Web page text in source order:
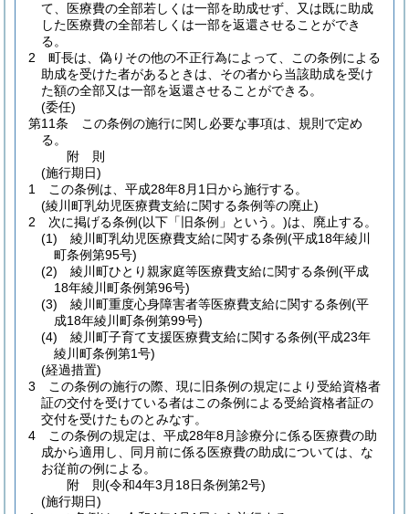
て、医療費の全部若しくは一部を助成せず、又は既に助成
した医療費の全部若しくは一部を返還させることができ
る。
2
町長は、偽りその他の不正行為によって、この条例による
助成を受けた者があるときは、その者から当該助成を受け
た額の全部又は一部を返還させることができる。
(委任)
第11条
この条例の施行に関し必要な事項は、規則で定め
る。
附 則
(施行期日)
1
この条例は、平成28年8月1日から施行する。
(綾川町乳幼児医療費支給に関する条例等の廃止)
2
次に掲げる条例(以下「旧条例」という。)は、廃止する。
(1)
綾川町乳幼児医療費支給に関する条例(平成18年綾川
町条例第95号)
(2)
綾川町ひとり親家庭等医療費支給に関する条例(平成
18年綾川町条例第96号)
(3)
綾川町重度心身障害者等医療費支給に関する条例(平
成18年綾川町条例第99号)
(4)
綾川町子育て支援医療費支給に関する条例(平成23年
綾川町条例第1号)
(経過措置)
3
この条例の施行の際、現に旧条例の規定により受給資格者
証の交付を受けている者はこの条例による受給資格者証の
交付を受けたものとみなす。
4
この条例の規定は、平成28年8月診療分に係る医療費の助
成から適用し、同月前に係る医療費の助成については、な
お従前の例による。
附 則(令和4年3月18日条例第2号)
(施行期日)